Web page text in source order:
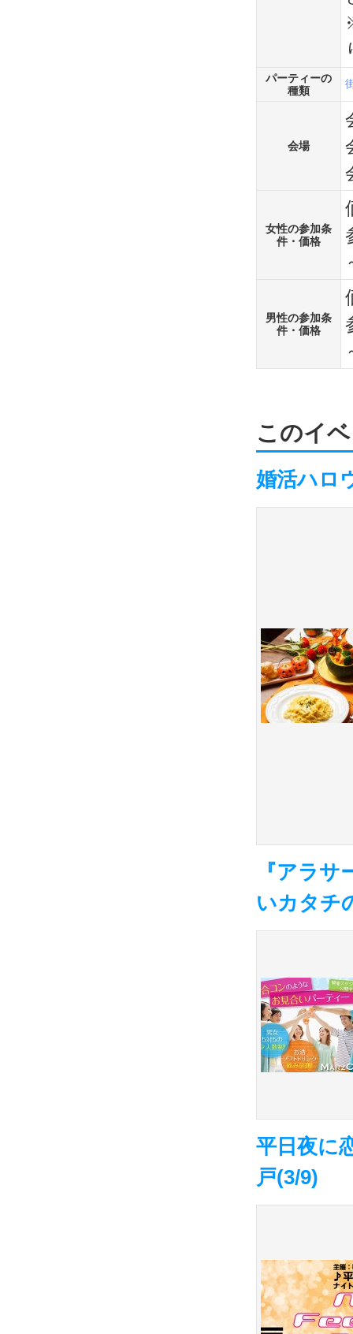
パーティーの
種類
会場
女性の参加条
件・価格
男性の参加条
件・価格
このイ
婚活ハロ
『アラ
いカタチ
平日夜に
戸(3/9)